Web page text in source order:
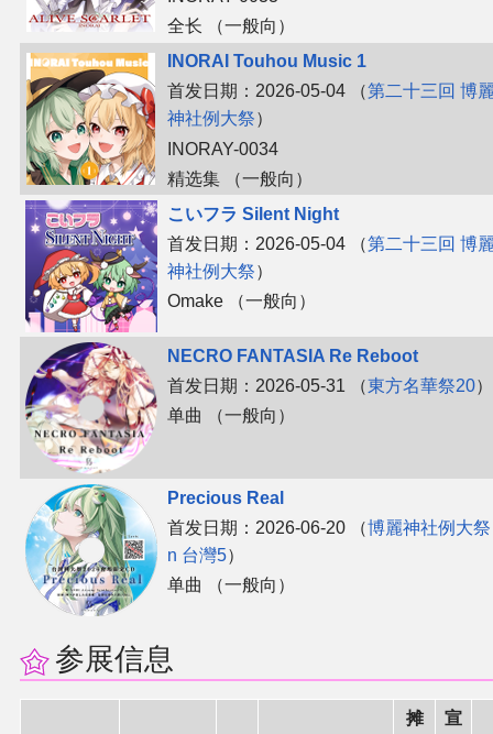
全长 （一般向）
INORAI Touhou Music 1
首发日期：2026-05-04 （第二十三回 博
神社例大祭）
INORAY-0034
精选集 （一般向）
こいフラ Silent Night
首发日期：2026-05-04 （第二十三回 博
神社例大祭）
Omake （一般向）
NECRO FANTASIA Re Reboot
首发日期：2026-05-31 （東方名華祭20）
单曲 （一般向）
Precious Real
首发日期：2026-06-20 （博麗神社例大
n 台灣5）
单曲 （一般向）
参展信息
摊
宣